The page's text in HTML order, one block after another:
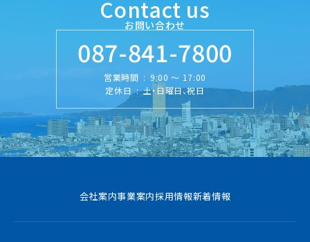
Contact us
お問い合わせ
087-841-7800
営業時間 : 9:00 ～ 17:00
定休日 : 土・日曜日、祝日
会社案内事業案内採用情報新着情報